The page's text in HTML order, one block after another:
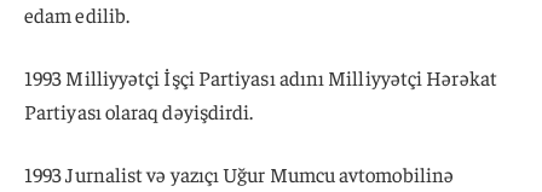
edam edilib.
1993 Milliyyətçi İşçi Partiyası adını Milliyyətçi Hərəkat
Partiyası olaraq dəyişdirdi.
1993 Jurnalist və yazıçı Uğur Mumcu avtomobilinə